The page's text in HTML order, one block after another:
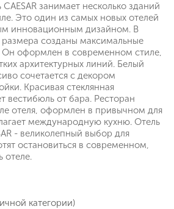
занимает несколько зданий
Это один из самых новых отелей
инновационным дизайном. В
созданы максимальные
Он оформлен в современном стиле,
архитектурных линий. Белый
сочетается с декором
Красивая стеклянная
вестибюль от бара. Ресторан
отеля, оформлен в привычном для
международную кухню. Отель
- великолепный выбор для
остановиться в современном,
отеле.
категории)